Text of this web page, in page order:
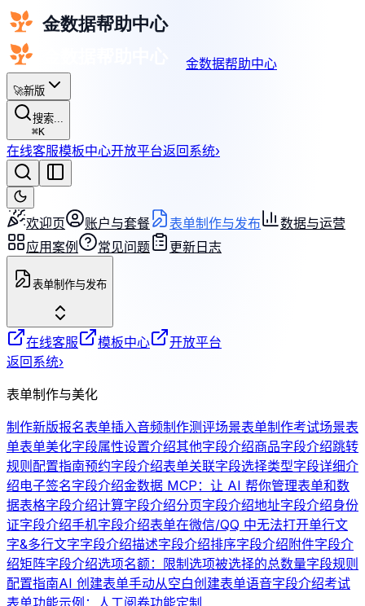
金数据帮助中心
🚀新版
搜索...
⌘K
在线客服模板中心开放平台返回系统›
欢迎页 账户与套餐 表单制作与发布
数据与运营
应用案例
常见问题 更新日志
表单制作与发布
在线客服 模板中心
开放平台
返回系统›
表单制作与美化
制作新版报名表单插入音频制作测评场景表单制作考试场景表
单表单美化字段属性设置介绍其他字段介绍商品字段介绍跳转
规则配置指南预约字段介绍表单关联字段选择类型字段详细介
绍电子签名字段介绍金数据 MCP：让 AI 帮你管理表单和数
据表格字段介绍计算字段介绍分页字段介绍地址字段介绍身份
证字段介绍手机字段介绍表单在微信/QQ 中无法打开单行文
字&多行文字字段介绍描述字段介绍排序字段介绍附件字段介
绍矩阵字段介绍选项名额：限制选项被选择的总数量字段规则
配置指南AI 创建表单手动从空白创建表单语音字段介绍考试
表单功能示例：人工阅卷功能定制